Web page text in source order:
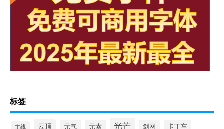
标签
主线 云顶 元气 元素 光芒 剑网
卡丁车